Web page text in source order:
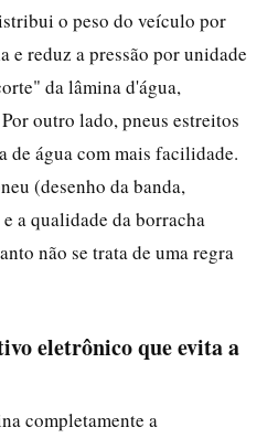
o peso do veículo por
e reduz a pressão por unidade
da lâmina d'água,
outro lado, pneus estreitos
de água com mais facilidade.
(desenho da banda,
a qualidade da borracha
não se trata de uma regra
eletrônico que evita a
completamente a